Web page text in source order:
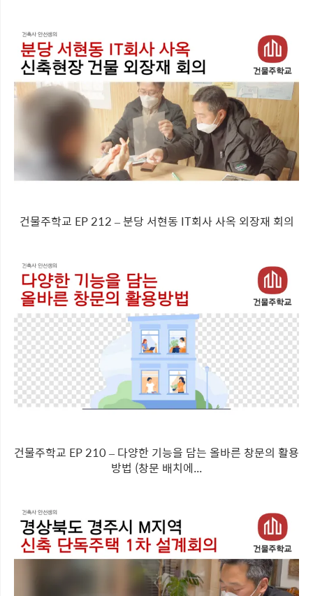
건물주학교 EP 212 – 분당 서현동 IT회사 사옥 외장재 회의
건물주학교 EP 210 – 다양한 기능을 담는 올바른 창문의 활용
방법 (창문 배치에...